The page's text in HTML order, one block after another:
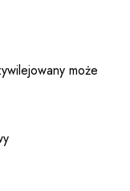
może